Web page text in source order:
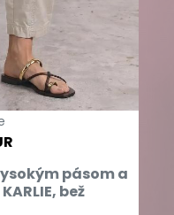
pásom a
bež